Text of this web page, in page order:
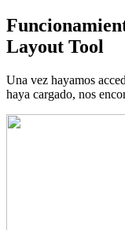
Layout Tool
Una vez hayamos
haya cargado, nos